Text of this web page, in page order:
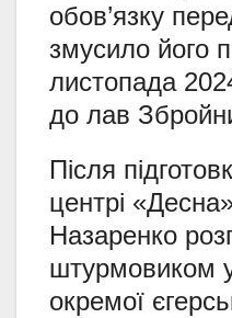
обов’язку
змусило його
листопада
до лав
Після
центрі
Назаренко
штурмовиком
окремої